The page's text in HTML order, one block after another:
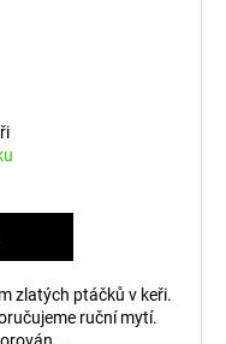
zlatých ptáčků v keři.
ruční mytí.